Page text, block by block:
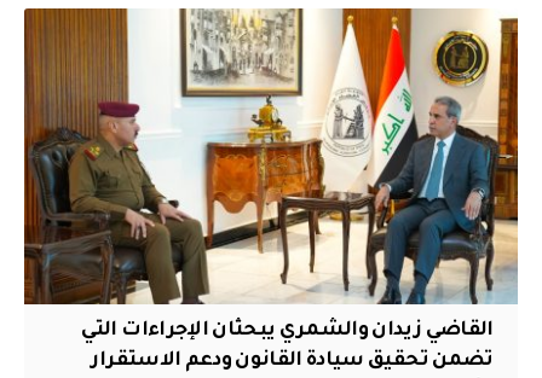
القاضي زيدان والشمري يبحثان الإجراءات التي
تضمن تحقيق سيادة القانون ودعم الاستقرار